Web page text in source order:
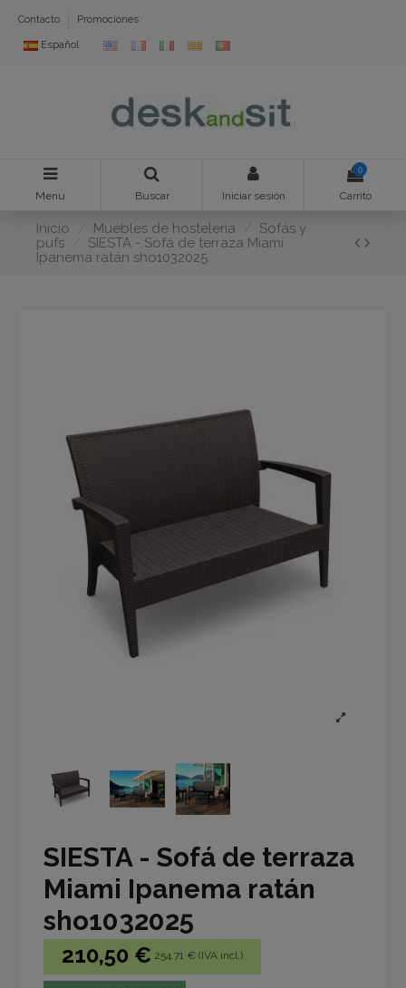
Contacto Promociones
Español
Menu Buscar Iniciar sesión
0
Carrito
Inicio Muebles de hostelería
Sofás y
pufs
SIESTA - Sofá de terraza Miami
Ipanema ratán sho1032025
SIESTA - Sofá de terraza
Miami Ipanema ratán
sho1032025
210,50 € 254.71 € (IVA incl.)